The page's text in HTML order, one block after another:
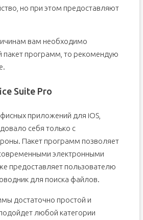
но при этом предоставляют
вам необходимо
пакет программ, то рекомендую
Suite Pro
приложений для iOS,
себя только с
Пакет программ позволяет
электронными
предоставляет пользователю
для поиска файлов.
достаточно простой и
любой категории